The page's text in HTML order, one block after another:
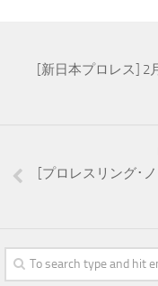
[新日本プロレス] 2
[プロレスリング･